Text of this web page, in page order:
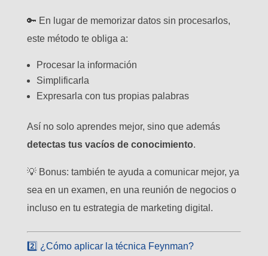
🔑 En lugar de memorizar datos sin procesarlos,
este método te obliga a:
Procesar la información
Simplificarla
Expresarla con tus propias palabras
Así no solo aprendes mejor, sino que además
detectas tus vacíos de conocimiento.
💡 Bonus: también te ayuda a comunicar mejor, ya
sea en un examen, en una reunión de negocios o
incluso en tu estrategia de marketing digital.
2️⃣ ¿Cómo aplicar la técnica Feynman?